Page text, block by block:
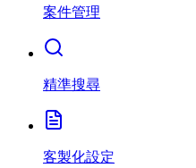
案件管理
精準搜尋
客製化設定